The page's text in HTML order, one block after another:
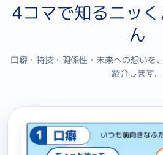
4コマで知るニッ
ん
口癖・特技・関係性・未来への想いを
紹介します。